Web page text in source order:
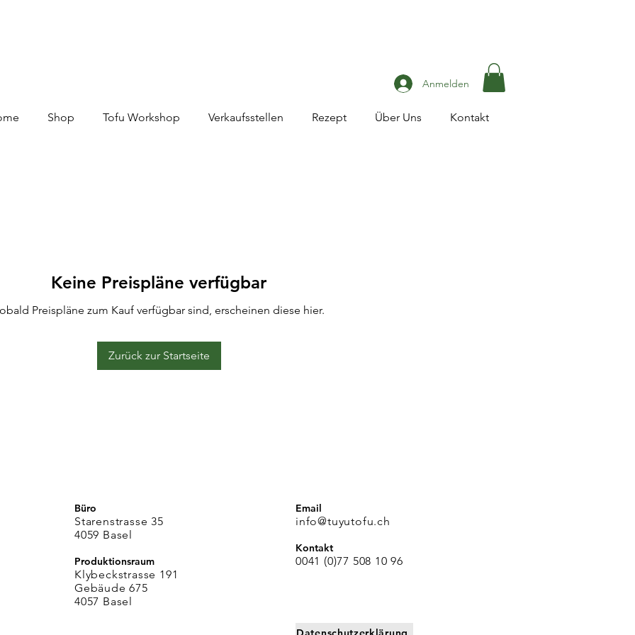
Anmelden
Shop Tofu Workshop Verkaufsstellen Rezept Über Uns Kontakt
Keine Preispläne verfügbar
Preispläne zum Kauf verfügbar sind, erscheinen diese hier.
Zurück zur Startseite
Büro
Starenstrasse 35
4059 Basel
Produktionsraum
Klybeckstrasse 191
Gebäude 675
4057 Basel
Email
info@tuyutofu.ch
Kontakt
0041 (0)77 508 10 96